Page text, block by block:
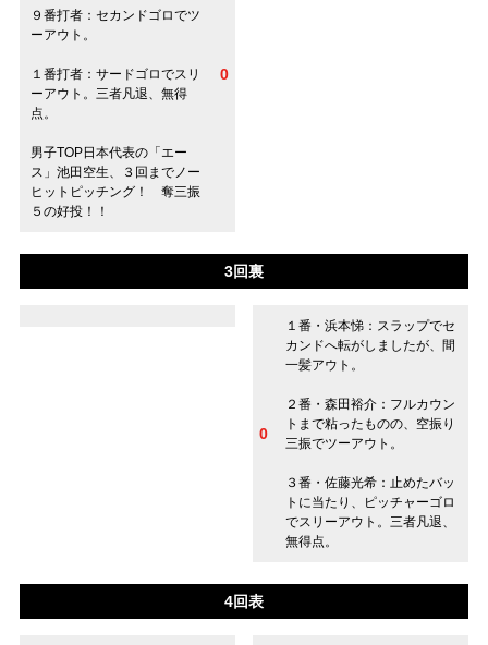
９番打者：セカンドゴロでツ
ーアウト。
１番打者：サードゴロでスリ
ーアウト。三者凡退、無得
点。
男子TOP日本代表の「エー
ス」池田空生、３回までノー
ヒットピッチング！ 奪三振
５の好投！！
0
3回裏
１番・浜本悌：スラップでセ
カンドへ転がしましたが、間
一髪アウト。
２番・森田裕介：フルカウン
トまで粘ったものの、空振り
三振でツーアウト。
３番・佐藤光希：止めたバッ
トに当たり、ピッチャーゴロ
でスリーアウト。三者凡退、
無得点。
0
4回表